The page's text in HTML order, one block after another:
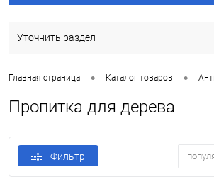
Уточнить раздел
Главная страница • Каталог товаров •
Пропитка для дерева
Фильтр